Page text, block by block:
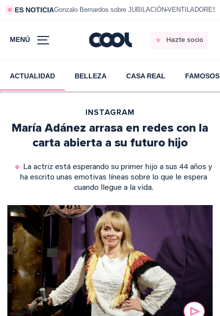
ES NOTICIAGonzalo Bernardos sobre JUBILACIÓN VENTILADORES
MENÚ Hazte socio
ACTUALIDAD BELLEZA CASA REAL FAMOSOS
INSTAGRAM
María Adánez arrasa en redes con la
carta abierta a su futuro hijo
La actriz está esperando su primer hijo a sus 44 años y
ha escrito unas emotivas líneas sobre lo que le espera
cuando llegue a la vida.